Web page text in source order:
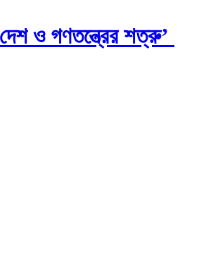
ও গণতন্ত্রের শত্রু’